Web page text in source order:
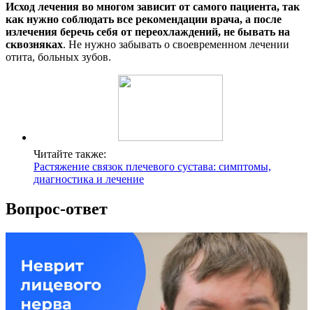
Исход лечения во многом зависит от самого пациента, так
как нужно соблюдать все рекомендации врача, а после
излечения беречь себя от переохлаждений, не бывать на
сквозняках. Не нужно забывать о своевременном лечении
отита, больных зубов.
Читайте также:
Растяжение связок плечевого сустава: симптомы,
диагностика и лечение
Вопрос-ответ